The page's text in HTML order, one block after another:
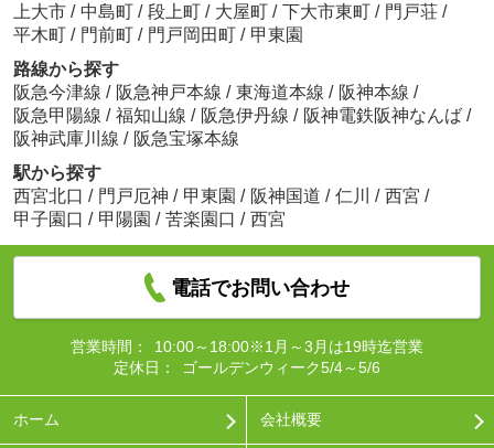
上大市 / 中島町 / 段上町 / 大屋町 / 下大市東町 / 門戸荘 /
平木町 / 門前町 / 門戸岡田町 / 甲東園
路線から探す
阪急今津線 / 阪急神戸本線 / 東海道本線 / 阪神本線 /
阪急甲陽線 / 福知山線 / 阪急伊丹線 / 阪神電鉄阪神なんば /
阪神武庫川線 / 阪急宝塚本線
駅から探す
西宮北口 / 門戸厄神 / 甲東園 / 阪神国道 / 仁川 / 西宮 /
甲子園口 / 甲陽園 / 苦楽園口 / 西宮
電話でお問い合わせ
営業時間：
10:00～18:00※1月～3月は19時迄営業
定休日：
ゴールデンウィーク5/4～5/6
ホーム 会社概要